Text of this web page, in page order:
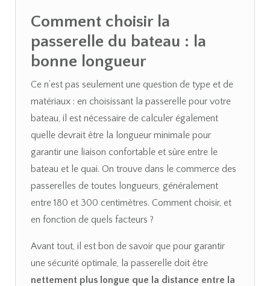
Comment choisir la
passerelle du bateau : la
bonne longueur
Ce n’est pas seulement une question de type et de
matériaux : en choisissant la passerelle pour votre
bateau, il est nécessaire de calculer également
quelle devrait être la longueur minimale pour
garantir une liaison confortable et sûre entre le
bateau et le quai. On trouve dans le commerce des
passerelles de toutes longueurs, généralement
entre 180 et 300 centimètres. Comment choisir, et
en fonction de quels facteurs ?
Avant tout, il est bon de savoir que pour garantir
une sécurité optimale, la passerelle doit être
nettement plus longue que la distance entre la